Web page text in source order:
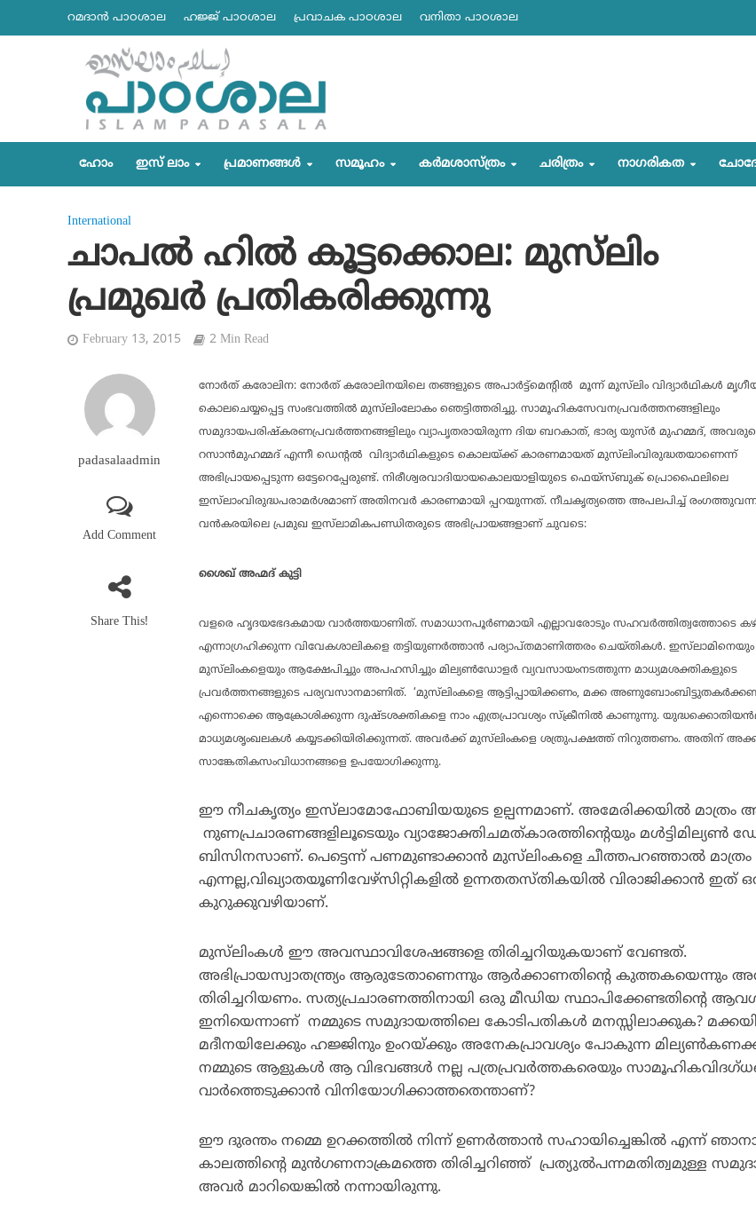
റമദാന്‍ പാഠശാല ഹജ്ജ് പാഠശാല പ്രവാചക പാഠശാല വനിതാ പാഠശാല
ഹോം ഇസ് ലാം പ്രമാണങ്ങള്‍ സമൂഹം കര്‍മശാസ്ത്രം ചരിത്രം നാഗരികത
International
ചാപല്‍ ഹില്‍ കൂട്ടക്കൊല: മുസ്‌ലിം
പ്രമുഖര്‍ പ്രതികരിക്കുന്നു
February 13, 2015 2 Min Read
padasalaadmin
Add Comment
Share This!
നോര്‍ത് കരോലിന: നോര്‍ത് കരോലിനയിലെ തങ്ങളുടെ അപാര്‍ട്ട്‌മെന്റില്‍ മൂന്ന് മുസ്‌ലിം വിദ്യാര്‍ഥികള്‍
കൊലചെയ്യപ്പെട്ട സംഭവത്തില്‍ മുസ്‌ലിംലോകം ഞെട്ടിത്തരിച്ചു. സാമൂഹികസേവനപ്രവര്‍ത്തനങ്ങളിലും
സമുദായപരിഷ്‌കരണപ്രവര്‍ത്തനങ്ങളിലും വ്യാപൃതരായിരുന്ന ദിയ ബറകാത്, ഭാര്യ യുസ്ര്‍ മുഹമ്മദ്,
റസാന്‍മുഹമ്മദ് എന്നീ ഡെന്റല്‍ വിദ്യാര്‍ഥികളുടെ കൊലയ്ക്ക് കാരണമായത് മുസ്‌ലിംവിരുദ്ധതയാണെന്ന്
അഭിപ്രായപ്പെടുന്ന ഒട്ടേറെപ്പേരുണ്ട്. നിരീശ്വരവാദിയായകൊലയാളിയുടെ ഫെയ്‌സ്ബുക് പ്രൊഫൈലിലെ
ഇസ്‌ലാംവിരുദ്ധപരാമര്‍ശമാണ് അതിനവര്‍ കാരണമായി പ്പറയുന്നത്. നീചകൃത്യത്തെ അപലപിച്ച്
വന്‍കരയിലെ പ്രമുഖ ഇസ്‌ലാമികപണ്ഡിതരുടെ അഭിപ്രായങ്ങളാണ് ചുവടെ:
ശൈഖ് അഹ്മദ് കുട്ടി
വളരെ ഹൃദയഭേദകമായ വാര്‍ത്തയാണിത്. സമാധാനപൂര്‍ണമായി എല്ലാവരോടും സഹവര്‍ത്തിത്വത്തോടെ
എന്നാഗ്രഹിക്കുന്ന വിവേകശാലികളെ തട്ടിയുണര്‍ത്താന്‍ പര്യാപ്തമാണിത്തരം ചെയ്തികള്‍.ഇസ്‌ലാമിനെയും
മുസ്‌ലിംകളെയും ആക്ഷേപിച്ചും അപഹസിച്ചും മില്യണ്‍ഡോളര്‍ വ്യവസായംനടത്തുന്ന മാധ്യമശക്തികളുടെ
പ്രവര്‍ത്തനങ്ങളുടെ പര്യവസാനമാണിത്. ‘മുസ്‌ലിംകളെ ആട്ടിപ്പായിക്കണം, മക്ക
എന്നൊക്കെ ആക്രോശിക്കുന്ന ദുഷ്ടശക്തികളെ നാം എത്രപ്രാവശ്യം സ്‌ക്രീനില്‍ കാണുന്നു.
മാധ്യമശൃംഖലകള്‍ കയ്യടക്കിയിരിക്കുന്നത്. അവര്‍ക്ക് മുസ്‌ലിംകളെ ശത്രുപക്ഷത്ത് നിറുത്തണം. അതിന്
സാങ്കേതികസംവിധാനങ്ങളെ ഉപയോഗിക്കുന്നു.
ഈ നീചകൃത്യം ഇസ്‌ലാമോഫോബിയയുടെ ഉല്പന്നമാണ്. അമേരിക്കയില്‍ മാത്രം
നുണപ്രചാരണങ്ങളിലൂടെയും വ്യാജോക്തിചമത്കാരത്തിന്റെയും മള്‍ട്ടിമില്യണ്‍
ബിസിനസാണ്. പെട്ടെന്ന് പണമുണ്ടാക്കാന്‍ മുസ്‌ലിംകളെ ചീത്തപറഞ്ഞാല്‍ മാത്രം
എന്നല്ല,വിഖ്യാതയൂണിവേഴ്‌സിറ്റികളില്‍ ഉന്നതതസ്തികയില്‍ വിരാജിക്കാന്‍ ഇത്
കുറുക്കുവഴിയാണ്.
മുസ്‌ലിംകള്‍ ഈ അവസ്ഥാവിശേഷങ്ങളെ തിരിച്ചറിയുകയാണ് വേണ്ടത്.
അഭിപ്രായസ്വാതന്ത്ര്യം ആരുടേതാണെന്നും ആര്‍ക്കാണതിന്റെ കുത്തകയെന്നും
തിരിച്ചറിയണം. സത്യപ്രചാരണത്തിനായി ഒരു മീഡിയ സ്ഥാപിക്കേണ്ടതിന്റെ
ഇനിയെന്നാണ് നമ്മുടെ സമുദായത്തിലെ കോടിപതികള്‍ മനസ്സിലാക്കുക?
മദീനയിലേക്കും ഹജ്ജിനും ഉംറയ്ക്കും അനേകപ്രാവശ്യം പോകുന്ന
നമ്മുടെ ആളുകള്‍ ആ വിഭവങ്ങള്‍ നല്ല പത്രപ്രവര്‍ത്തകരെയും
വാര്‍ത്തെടുക്കാന്‍ വിനിയോഗിക്കാത്തതെന്താണ്?
ഈ ദുരന്തം നമ്മെ ഉറക്കത്തില്‍ നിന്ന് ഉണര്‍ത്താന്‍ സഹായിച്ചെങ്കില്‍ എന്ന്
കാലത്തിന്റെ മുന്‍ഗണനാക്രമത്തെ തിരിച്ചറിഞ്ഞ് പ്രത്യുല്‍പന്നമതിത്വമുള്ള
അവര്‍ മാറിയെങ്കില്‍ നന്നായിരുന്നു.